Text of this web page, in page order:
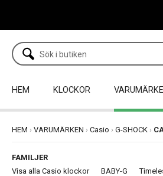
HEM KLOCKOR
HEM › VARUMÄRKEN › Casio › G-SHOCK ›
FAMILJER
Visa alla Casio klockor
BABY-G